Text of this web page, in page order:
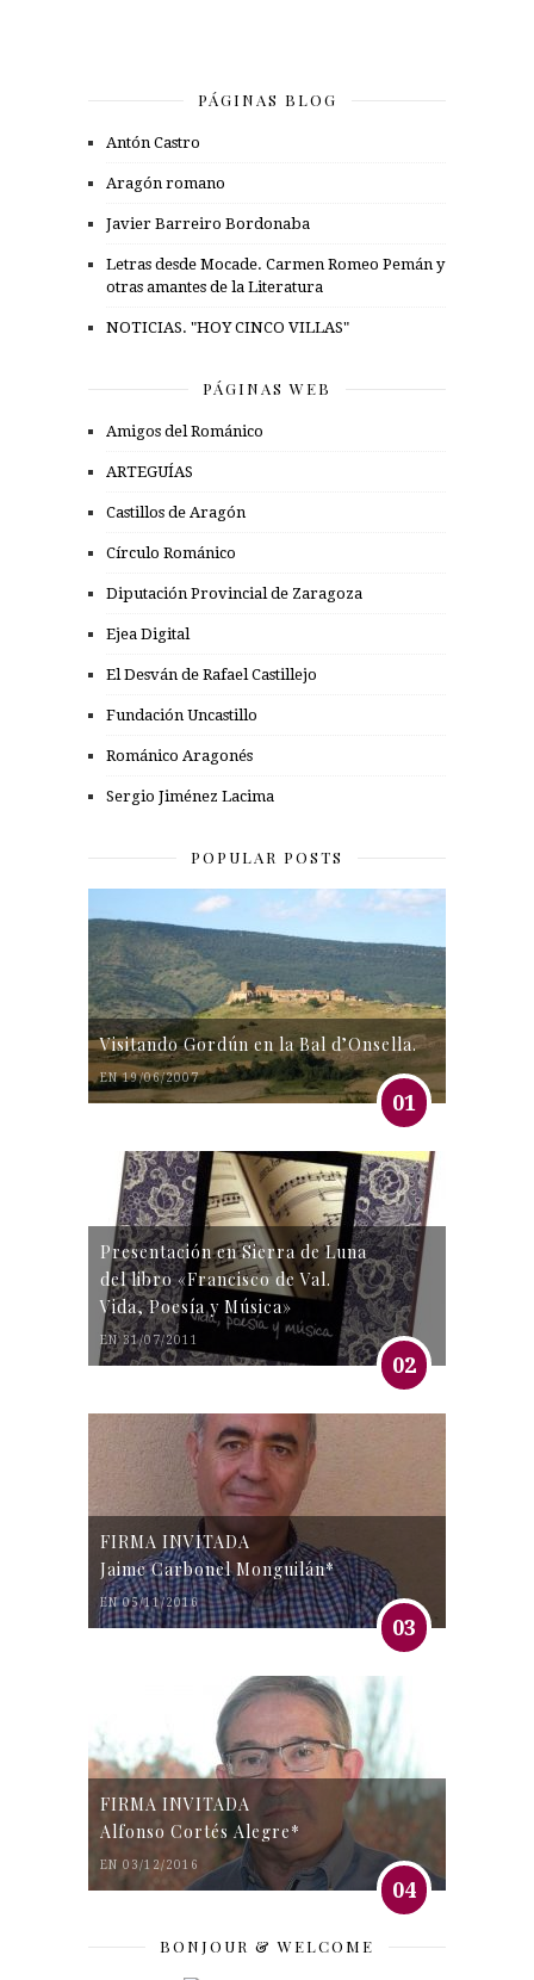
PÁGINAS BLOG
Antón Castro
Aragón romano
Javier Barreiro Bordonaba
Letras desde Mocade. Carmen Romeo Pemán y
otras amantes de la Literatura
NOTICIAS. "HOY CINCO VILLAS"
PÁGINAS WEB
Amigos del Románico
ARTEGUÍAS
Castillos de Aragón
Círculo Románico
Diputación Provincial de Zaragoza
Ejea Digital
El Desván de Rafael Castillejo
Fundación Uncastillo
Románico Aragonés
Sergio Jiménez Lacima
POPULAR POSTS
Visitando Gordún en la Bal d’Onsella.
EN 19/06/2007
01
Presentación en Sierra de Luna
del libro «Francisco de Val.
Vida, Poesía y Música»
EN 31/07/2011
02
FIRMA INVITADA
Jaime Carbonel Monguilán*
EN 05/11/2016
03
FIRMA INVITADA
Alfonso Cortés Alegre*
EN 03/12/2016
04
BONJOUR & WELCOME